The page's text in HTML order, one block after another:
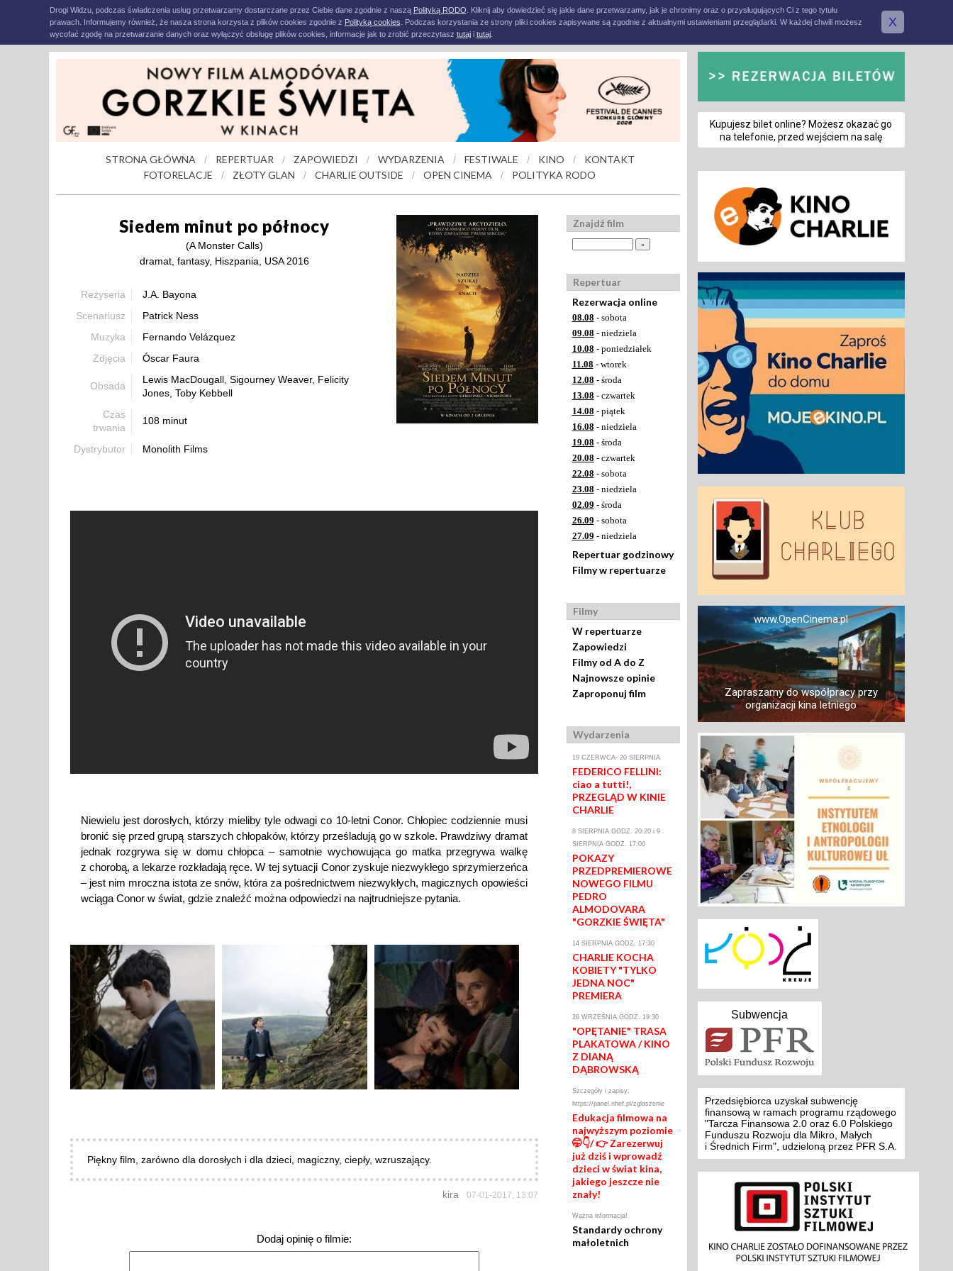
Drogi Widzu, podczas świadczenia usług przetwarzamy dostarczane przez Ciebie dane zgodnie z naszą Polityką RODO . Kliknij aby dowiedzieć się jakie dane przetwarzamy, jak je chronimy oraz o przysługujących Ci z tego tytułu
prawach. Informujemy również, że nasza strona korzysta z plików cookies zgodnie z Polityką cookies . Podczas korzystania ze strony pliki cookies zapisywane są zgodnie z aktualnymi ustawieniami przeglądarki. W każdej chwili możesz
wycofać zgodę na przetwarzanie danych oraz wyłączyć obsługę plików cookies, informacje jak to zrobić przeczytasz tutaji tutaj.
X
STRONA GŁÓWNA / REPERTUAR / ZAPOWIEDZI / WYDARZENIA / FESTIWALE / KINO /
KONTAKT
FOTORELACJE
/ ZŁOTY GLAN / CHARLIE OUTSIDE / OPEN CINEMA / POLITYKA RODO
Siedem minut po północy
(A Monster Calls)
dramat, fantasy, Hiszpania, USA 2016
Reżyseria
J.A. Bayona
Scenariusz
Patrick Ness
Muzyka
Fernando Velázquez
Zdjęcia
Óscar Faura
Obsada
Lewis MacDougall, Sigourney Weaver, Felicity
Jones, Toby Kebbell
Czas
trwania
108 minut
Dystrybutor Monolith Films
Niewielu jest dorosłych, którzy mieliby tyle odwagi co 10-letni Conor. Chłopiec codziennie musi
bronić się przed grupą starszych chłopaków, którzy prześladują go w szkole. Prawdziwy dramat
jednak rozgrywa się w domu chłopca – samotnie wychowująca go matka przegrywa walkę
z chorobą, a lekarze rozkładają ręce. W tej sytuacji Conor zyskuje niezwykłego sprzymierzeńca
– jest nim mroczna istota ze snów, która za pośrednictwem niezwykłych, magicznych opowieści
wciąga Conor w świat, gdzie znaleźć można odpowiedzi na najtrudniejsze pytania.
Piękny film, zarówno dla dorosłych i dla dzieci, magiczny, ciepły, wzruszający.
kira 07-01-2017, 13:07
Dodaj opinię o filmie:
Znajdź film
Repertuar
Rezerwacja online
08.08 - sobota
09.08 - niedziela
10.08 - poniedziałek
11.08 - wtorek
12.08 - środa
13.08 - czwartek
14.08 - piątek
16.08 - niedziela
19.08 - środa
20.08 - czwartek
22.08 - sobota
23.08 - niedziela
02.09 - środa
26.09 - sobota
27.09 - niedziela
Repertuar godzinowy
Filmy w repertuarze
Filmy
W repertuarze
Zapowiedzi
Filmy od A do Z
Najnowsze opinie
Zaproponuj film
Wydarzenia
19 CZERWCA- 20 SIERPNIA
FEDERICO FELLINI:
ciao a tutti!,
PRZEGLĄD W KINIE
CHARLIE
8 SIERPNIA GODZ. 20:20 i 9
SIERPNIA GODZ. 17:00
POKAZY
PRZEDPREMIEROWE
NOWEGO FILMU
PEDRO
ALMODOVARA
"GORZKIE ŚWIĘTA"
14 SIERPNIA GODZ. 17:30
CHARLIE KOCHA
KOBIETY "TYLKO
JEDNA NOC"
PREMIERA
26 WRZEŚNIA GODZ. 19:30
"OPĘTANIE" TRASA
PLAKATOWA / KINO
Z DIANĄ
DĄBROWSKĄ
Szczegóły i zapisy:
https://panel.nhef.pl/zgloszenie
Edukacja filmowa na
najwyższym poziomie
🤭👇/ 👉 Zarezerwuj
już dziś i wprowadź
dzieci w świat kina,
jakiego jeszcze nie
znały!
Ważna informacja!
Standardy ochrony
małoletnich
Kupujesz bilet online? Możesz okazać go
na telefonie, przed wejściem na salę
www.OpenCinema.pl
Zapraszamy do współpracy przy
organizacji kina letniego
Subwencja
Przedsiębiorca uzyskał subwencję
finansową w ramach programu rządowego
"Tarcza Finansowa 2.0 oraz 6.0 Polskiego
Funduszu Rozwoju dla Mikro, Małych
i Średnich Firm", udzieloną przez PFR S.A.